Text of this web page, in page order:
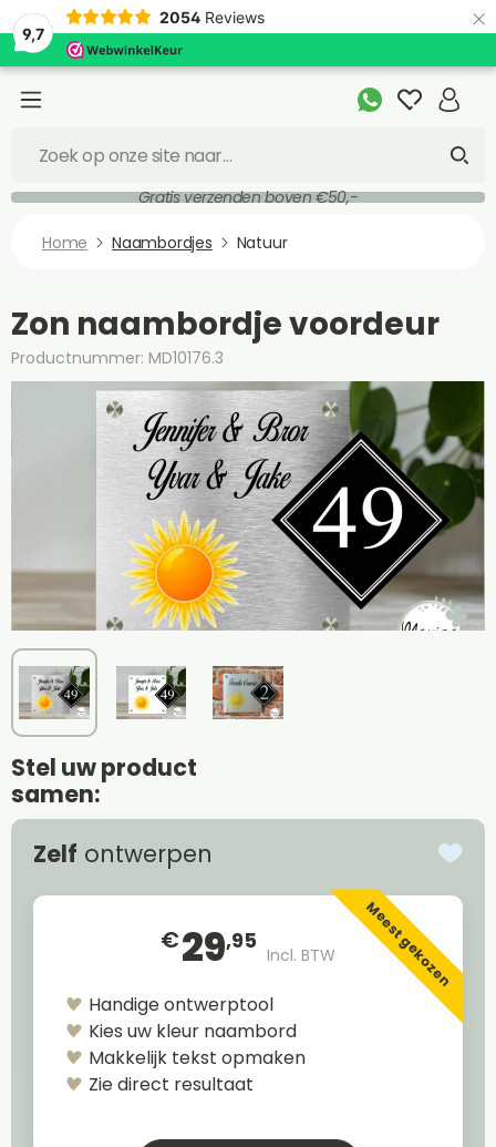
9,7
2054 Reviews ×
Gratis verzenden boven €50,-
Home Naambordjes Natuur
Zon naambordje voordeur
Productnummer: MD10176.3
Stel uw product
samen:
Zelf ontwerpen
€29,95
Incl. BTW Meest gekozen
Handige ontwerptool
Kies uw kleur naambord
Makkelijk tekst opmaken
Zie direct resultaat